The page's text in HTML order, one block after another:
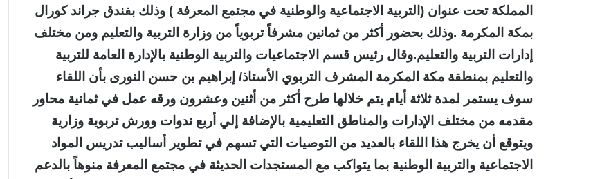
المملكة تحت عنوان (التربية الاجتماعية والوطنية في مجتمع المعرفة ) وذلك بفندق جراند كورال
بمكة المكرمة .وذلك بحضور أكثر من ثمانين مشرفاً تربوياً من وزارة التربية والتعليم ومن مختلف
إدارات التربية والتعليم.وقال رئيس قسم الاجتماعيات والتربية الوطنية بالإدارة العامة للتربية
والتعليم بمنطقة مكة المكرمة المشرف التربوي الأستاذ/ إبراهيم بن حسن النورى بأن اللقاء
سوف يستمر لمدة ثلاثة أيام يتم خلالها طرح أكثر من أثنين وعشرون ورقه عمل في ثمانية محاور
مقدمه من مختلف الإدارات والمناطق التعليمية بالإضافة إلي أربع ندوات وورش تربوية وزارية
ويتوقع أن يخرج هذا اللقاء بالعديد من التوصيات التي تسهم في تطوير أساليب تدريس المواد
الاجتماعية والتربية الوطنية بما يتواكب مع المستجدات الحديثة في مجتمع المعرفة منوهاً بالدعم